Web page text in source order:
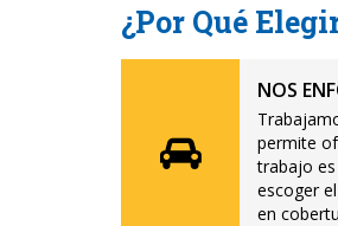
¿Por Qué
NOS
permite
trabajo
escoger
en